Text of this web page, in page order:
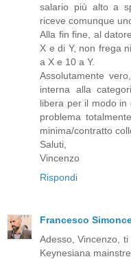
salario più alto a
riceve comunque
Alla fin fine, al
X e di Y, non frega
a X e 10 a Y.
Assolutamente
interna alla
libera per il modo in
problema
minima/contratto
Saluti,
Vincenzo
Rispondi
Francesco
Adesso, Vincenzo,
Keynesiana